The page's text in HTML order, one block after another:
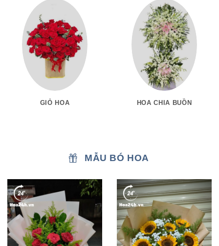
GIỎ HOA HOA CHIA BUỒN
MẪU BÓ HOA